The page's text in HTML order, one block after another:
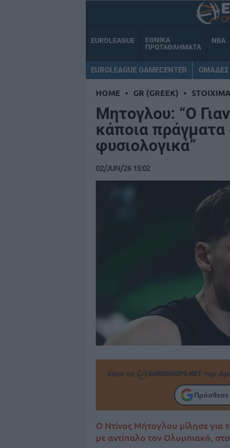
EUROLEAGUE
ΕΘΝΙΚΑ
ΠΡΩΤΑΘΛΗΜΑΤΑ
NBA
EUROLEAGUE GAMECENTER ΟΜΑΔΕΣ
HOME • GR (GREEK) •
Μητογλου: “Ο
κάποια
φυσιολογικά”
02/JUN/26 15:02
Κάνε το την
Ο Ντίνος Μήτογλου μίλησε για
με αντίπαλο τον Ολυμπιακό,